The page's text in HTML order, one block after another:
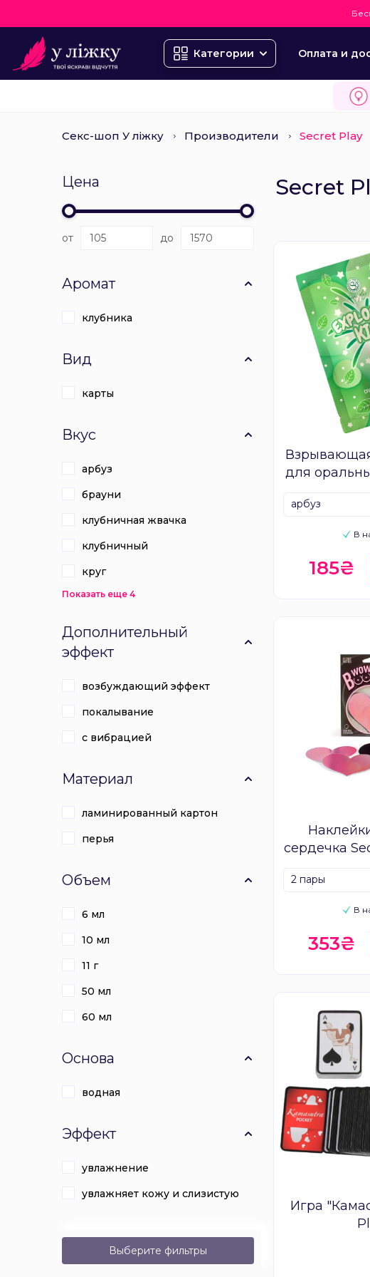
Категории Оплата и
Секс-шоп У ліжку Производители Secret Play
Цена
от до
Аромат
клубника
Вид
карты
Вкус
арбуз
брауни
клубничная жвачка
клубничный
круг
Показать еще 4
Дополнительный
эффект
возбуждающий эффект
покалывание
с вибрацией
Материал
ламинированный картон
перья
Объем
6 мл
10 мл
11 г
50 мл
60 мл
Основа
водная
Эффект
увлажнение
увлажняет кожу и слизистую
Выберите фильтры
Secret
для
В
арбуз
185₴
сердечка
В
2 пары
353₴
Игра